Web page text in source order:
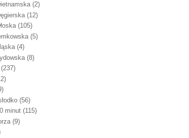
(2)
(12)
(105)
(5)
(4)
(8)
(237)
(56)
minut (115)
(9)